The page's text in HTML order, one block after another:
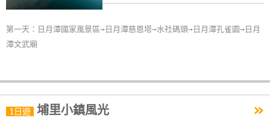
第一天：日月潭國家風景區→日月潭慈恩塔→水社碼頭→日月潭孔雀園→日月
潭文武廟
1日遊 埔里小鎮風光 »